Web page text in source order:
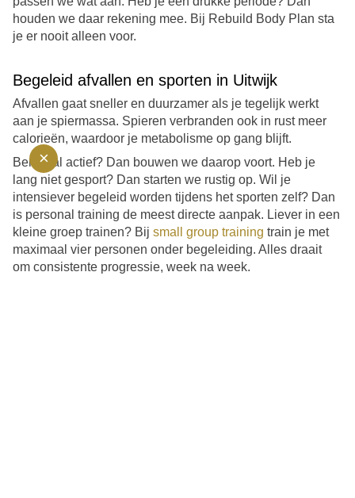
houden we daar rekening mee. Bij Rebuild Body Plan sta
je er nooit alleen voor.
Begeleid afvallen en sporten in Uitwijk
Afvallen gaat sneller en duurzamer als je tegelijk werkt
aan je spiermassa. Spieren verbranden ook in rust meer
calorieën, waardoor je metabolisme op gang blijft.
Ben je al actief? Dan bouwen we daarop voort. Heb je
lang niet gesport? Dan starten we rustig op. Wil je
intensiever begeleid worden tijdens het sporten zelf? Dan
is personal training de meest directe aanpak. Liever in een
kleine groep trainen? Bij small group training train je met
maximaal vier personen onder begeleiding. Alles draait
om consistente progressie, week na week.
×